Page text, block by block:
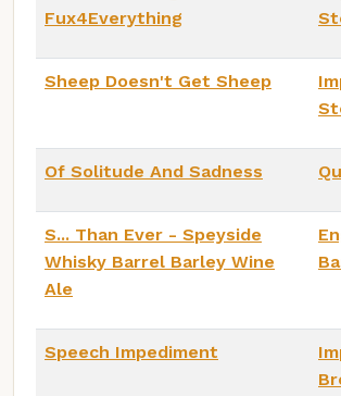
Fux4Everything
Sheep Doesn't Get Sheep
Of Solitude And Sadness
S... Than Ever - Speyside
Whisky Barrel Barley Wine
Ale
Speech Impediment